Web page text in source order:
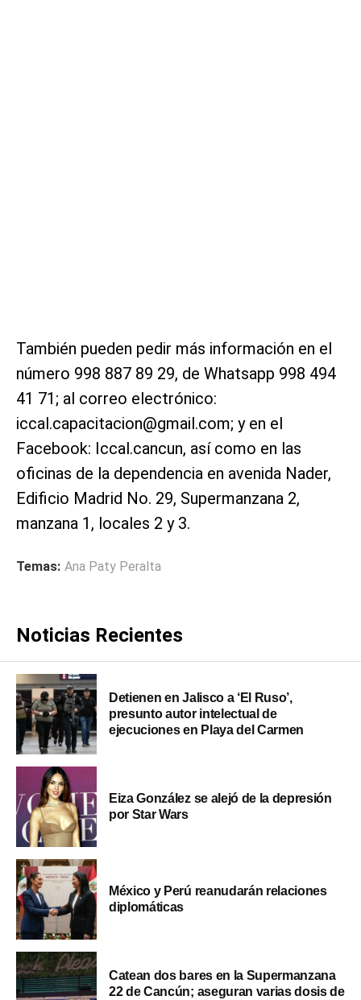
También pueden pedir más información en el
número 998 887 89 29, de Whatsapp 998 494
41 71; al correo electrónico:
iccal.capacitacion@gmail.com; y en el
Facebook: Iccal.cancun, así como en las
oficinas de la dependencia en avenida Nader,
Edificio Madrid No. 29, Supermanzana 2,
manzana 1, locales 2 y 3.
Temas: Ana Paty Peralta
Noticias Recientes
Detienen en Jalisco a ‘El Ruso’,
presunto autor intelectual de
ejecuciones en Playa del Carmen
Eiza González se alejó de la depresión
por Star Wars
México y Perú reanudarán relaciones
diplomáticas
Catean dos bares en la Supermanzana
22 de Cancún; aseguran varias dosis de